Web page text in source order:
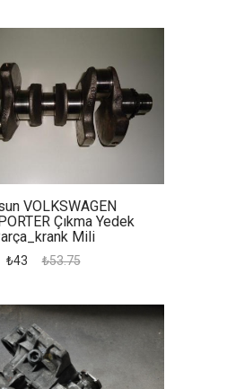
VOLKSWAGEN
Çıkma Yedek
Mili
₺43 ₺53.75